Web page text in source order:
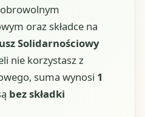
oraz składce na
Solidarnościowy
nie korzystasz z
suma wynosi 1
bez składki